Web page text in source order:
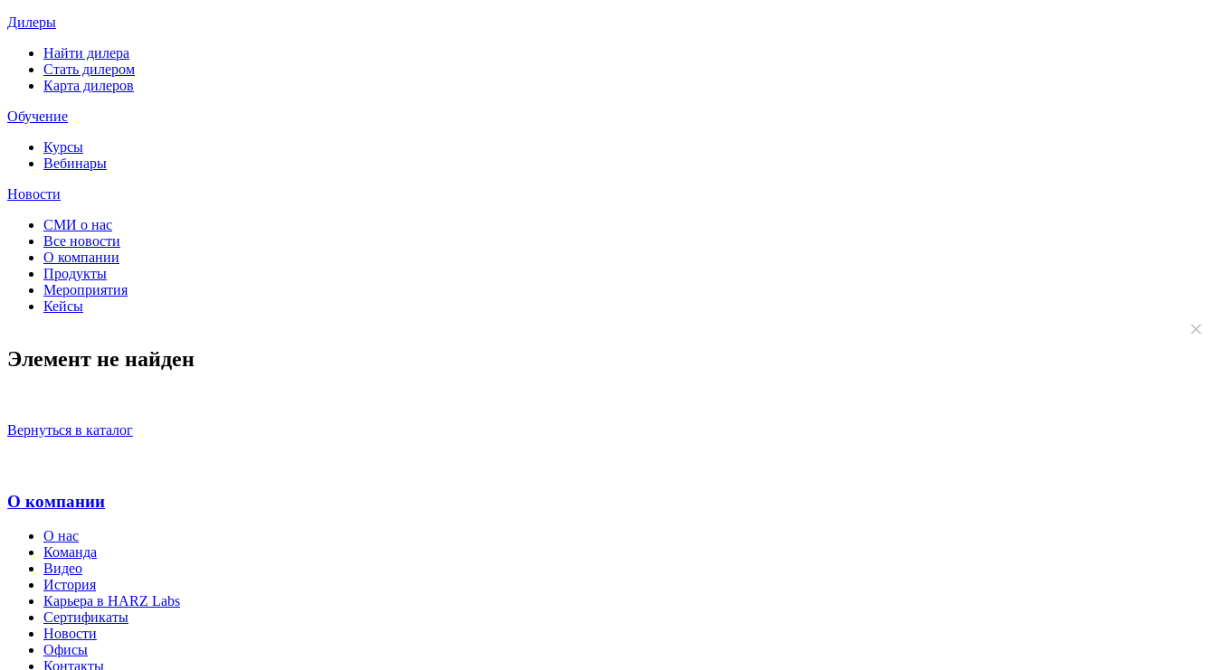
Дилеры
Найти дилера
Cтать дилером
Карта дилеров
Обучение
Курсы
Вебинары
Новости
СМИ о нас
Все новости
О компании
Продукты
Мероприятия
Кейсы
Элемент не найден
Вернуться в каталог
О компании
О нас
Команда
Видео
История
Карьера в HARZ Labs
Сертификаты
Новости
Офисы
Контакты